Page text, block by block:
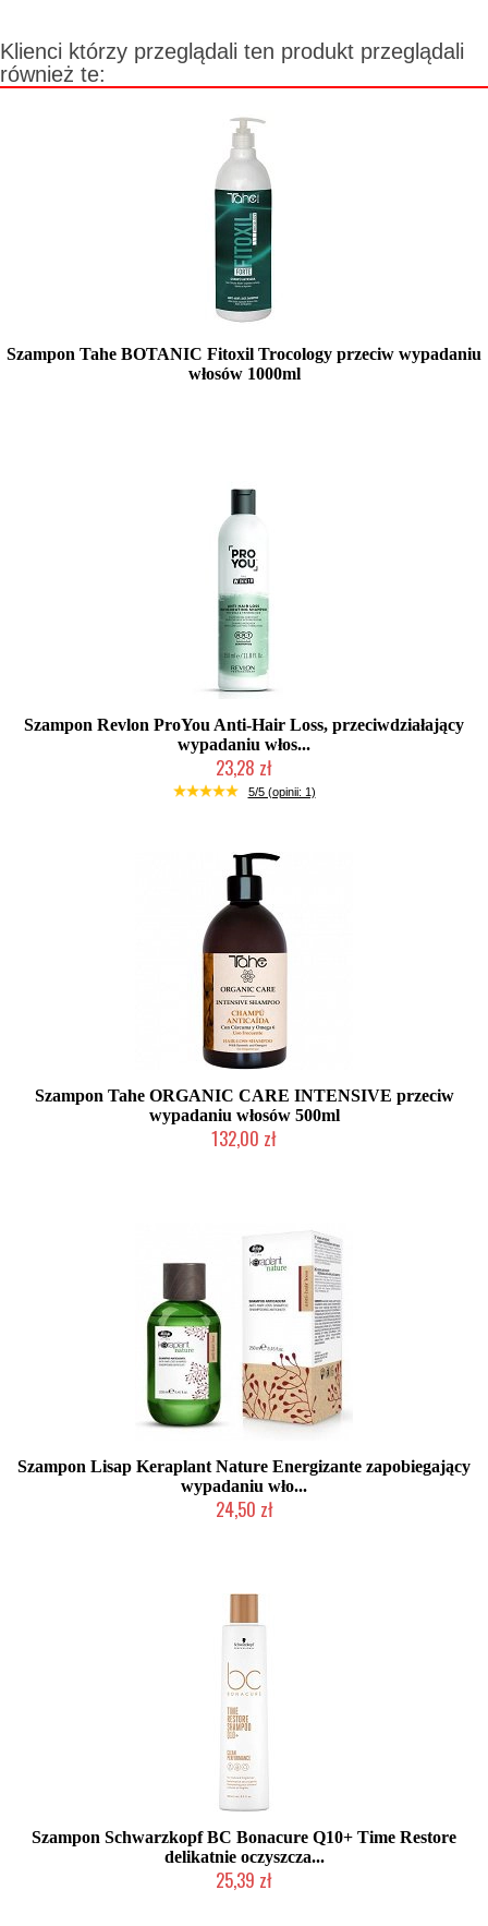
Klienci którzy przeglądali ten produkt przeglądali
również te:
Szampon Tahe BOTANIC Fitoxil Trocology przeciw wypadaniu
włosów 1000ml
Szampon Revlon ProYou Anti-Hair Loss, przeciwdziałający
wypadaniu włos...
23,28 zł
Chwilowo niedostępny
5/5 (opinii: 1)
Szampon Tahe ORGANIC CARE INTENSIVE przeciw
wypadaniu włosów 500ml
132,00 zł
Szampon Lisap Keraplant Nature Energizante zapobiegający
wypadaniu wło...
24,50 zł
Szampon Schwarzkopf BC Bonacure Q10+ Time Restore
delikatnie oczyszcza...
25,39 zł